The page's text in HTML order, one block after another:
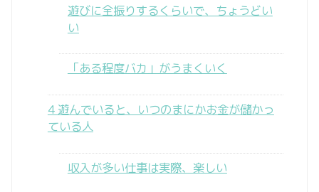
遊びに全振りするくらいで、ちょうどい
い
「ある程度バカ」がうまくいく
4 遊んでいると、いつのまにかお金が儲かっ
ている人
収入が多い仕事は実際、楽しい